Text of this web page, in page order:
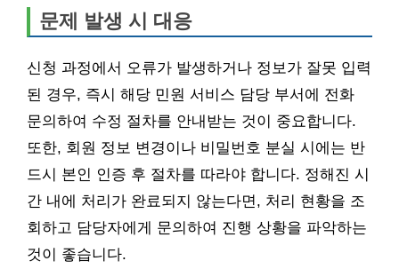
문제 발생 시 대응
신청 과정에서 오류가 발생하거나 정보가 잘못 입력
된 경우, 즉시 해당 민원 서비스 담당 부서에 전화
문의하여 수정 절차를 안내받는 것이 중요합니다.
또한, 회원 정보 변경이나 비밀번호 분실 시에는 반
드시 본인 인증 후 절차를 따라야 합니다. 정해진 시
간 내에 처리가 완료되지 않는다면, 처리 현황을 조
회하고 담당자에게 문의하여 진행 상황을 파악하는
것이 좋습니다.